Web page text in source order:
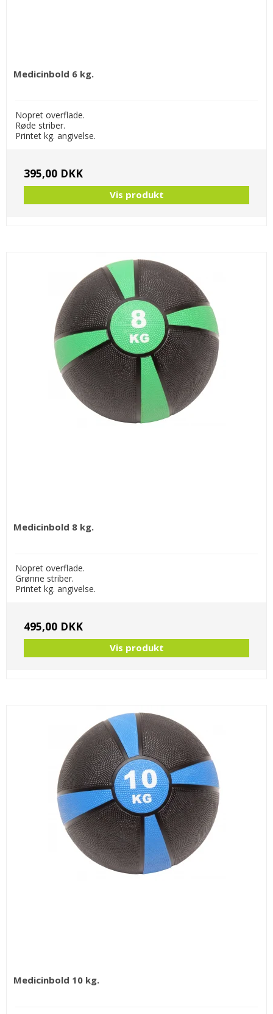
Medicinbold 6 kg.
Nopret overflade.
Røde striber.
Printet kg. angivelse.
395,00 DKK
Vis produkt
Medicinbold 8 kg.
Nopret overflade.
Grønne striber.
Printet kg. angivelse.
495,00 DKK
Vis produkt
Medicinbold 10 kg.